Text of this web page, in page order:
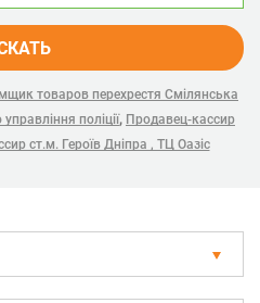
товаров перехрестя Смілянська
поліції, Продавец-кассир
ст.м. Героїв Дніпра , ТЦ Оазіс